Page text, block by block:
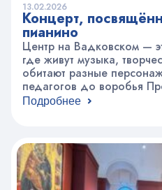
13.02.2026
Концерт,
пианино
Центр на Вадковском —
где живут музыка,
обитают разные
педагогов до воробья
Вадковского. 6 февраля в
исполнилось 100 лет!
музыкальный
звуков и…
Подробнее